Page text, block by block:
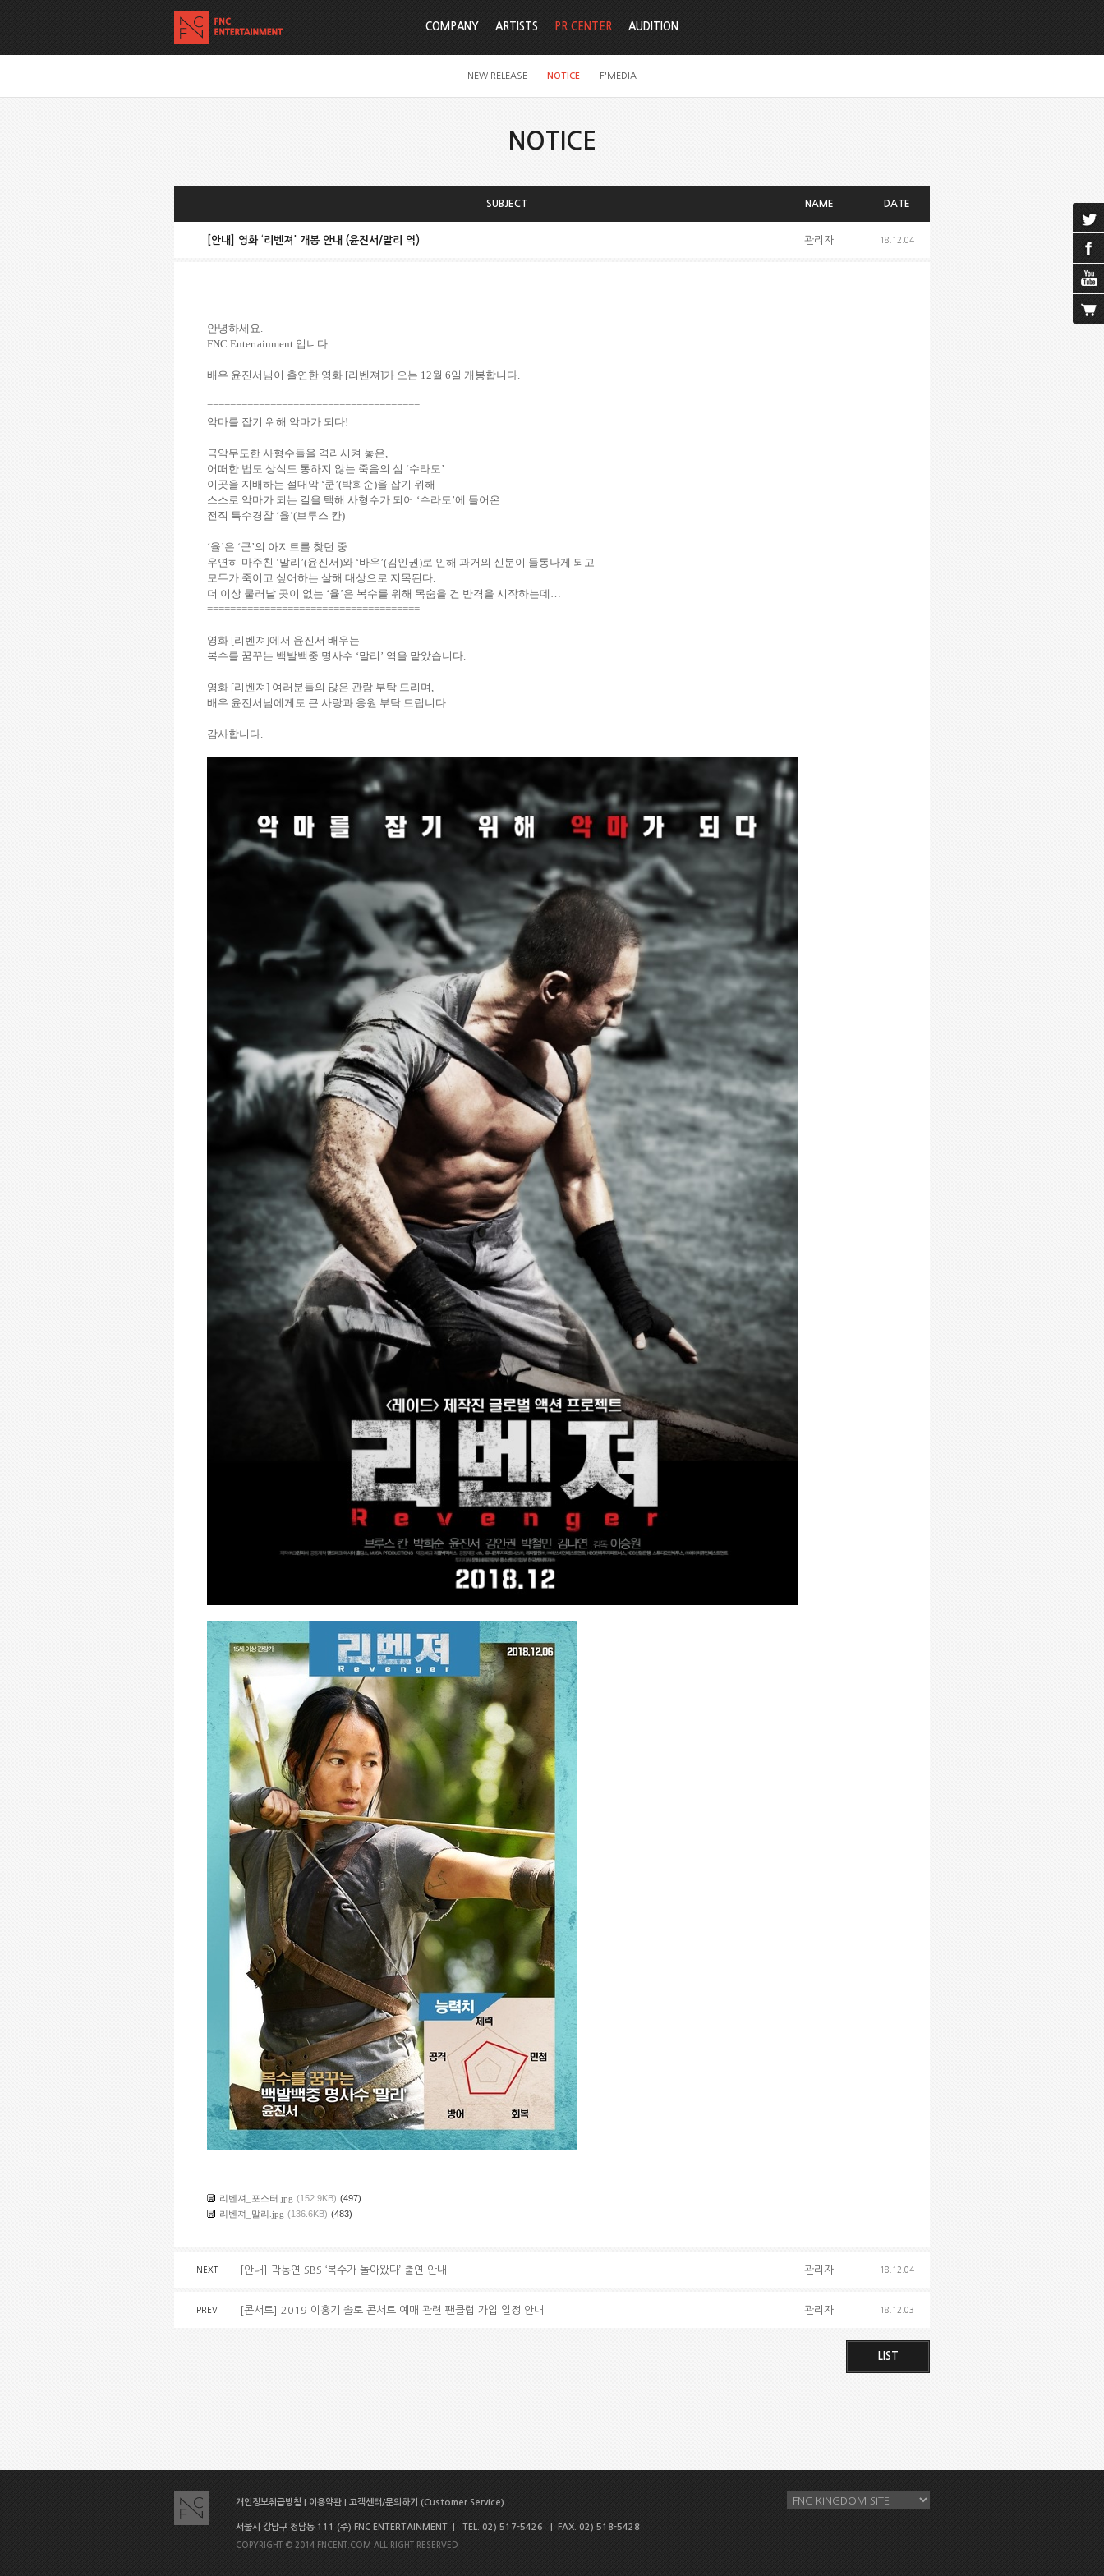
COMPANY ARTISTS PR CENTER
NEW RELEASE NOTICE F'MEDIA
AUDITION
NOTICE
SUBJECT NAME DATE
[안내] 영화 ‘리벤져' 개봉 안내 (윤진서/말리 역) 관리자 18.12.04
안녕하세요.
FNC Entertainment 입니다.
배우 윤진서님이 출연한 영화 [리벤져]가 오는 12월 6일 개봉합니다.
=====================================
악마를 잡기 위해 악마가 되다!
극악무도한 사형수들을 격리시켜 놓은,
어떠한 법도 상식도 통하지 않는 죽음의 섬 ‘수라도’
이곳을 지배하는 절대악 ‘쿤’(박희순)을 잡기 위해
스스로 악마가 되는 길을 택해 사형수가 되어 ‘수라도’에 들어온
전직 특수경찰 ‘율’(브루스 칸)
‘율’은 ‘쿤’의 아지트를 찾던 중
우연히 마주친 ‘말리 ’(윤진서)와 ‘바우’(김인권)로 인해 과거의 신분이 들통나게 되고
모두가 죽이고 싶어하는 살해 대상으로 지목된다.
더 이상 물러날 곳이 없는 ‘율’은 복수를 위해 목숨을 건 반격을 시작하는데 …
=====================================
영화 [리벤져]에서 윤진서 배우는
복수를 꿈꾸는 백발백중 명사수 ‘말리 ’ 역을 맡았습니다.
영화 [리벤져] 여러분들의 많은 관람 부탁 드리며 ,
배우 윤진서님에게도 큰 사랑과 응원 부탁 드립니다.
감사합니다.
리벤져_포스터.jpg (152.9KB) (497)
리벤져_말리.jpg (136.6KB) (483)
NEXT [안내] 곽동연 SBS ‘복수가 돌아왔다’ 출연 안내 관리자 18.12.04
PREV [콘서트] 2019 이홍기 솔로 콘서트 예매 관련 팬클럽 가입 일정 안내 관리자 18.12.03
LIST
개인정보취급방침 이용약관 고객센터/문의하기 (Customer Service)
서울시 강남구 청담동 111 (주) FNC ENTERTAINMENT | TEL. 02) 517-5426 | FAX. 02) 518-5428
COPYRIGHT © 2014 FNCENT.COM ALL RIGHT RESERVED